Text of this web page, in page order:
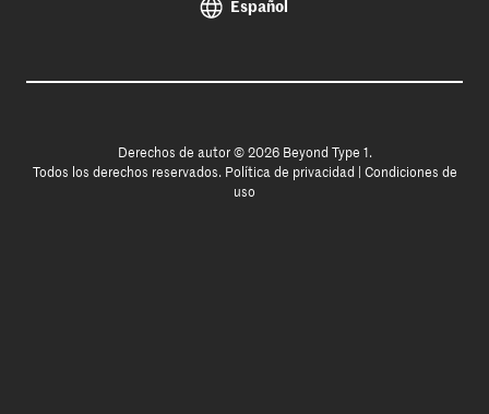
Español
Derechos de autor © 2026 Beyond Type 1.
Todos los derechos reservados. Política de privacidad
Condiciones de
uso